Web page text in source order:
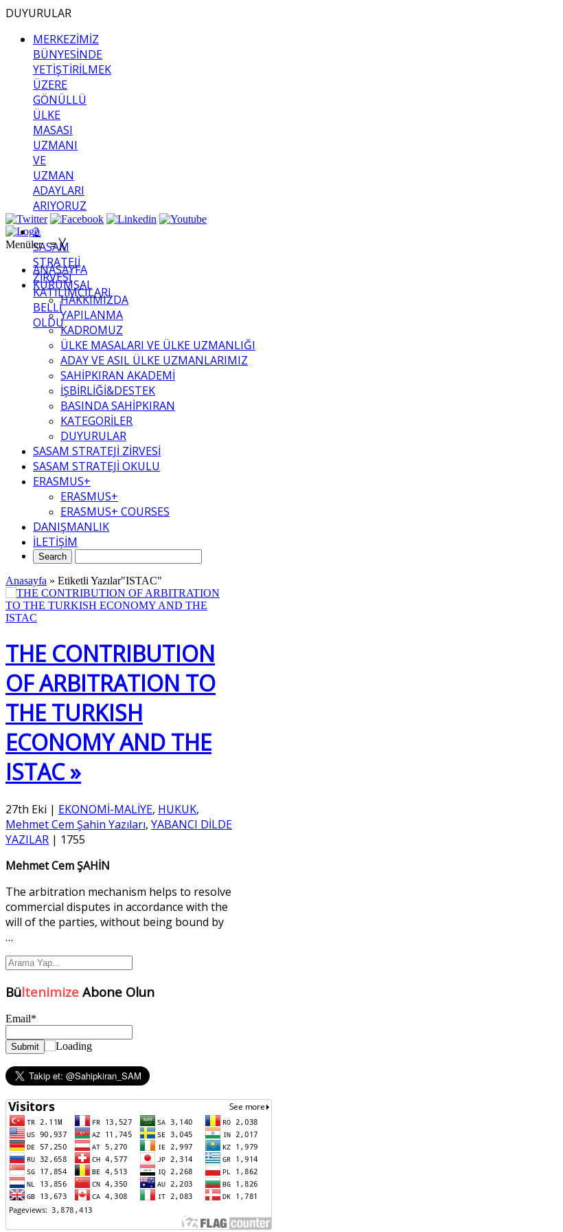
DUYURULAR
MERKEZİMİZ
BÜNYESİNDE
YETİŞTİRİLMEK
ÜZERE
GÖNÜLLÜ
ÜLKE
MASASI
UZMANI
VE
UZMAN
ADAYLARI
ARIYORUZ
2.
SASAM
STRATEJİ
ZİRVESİ
KATILIMCILARI
BELLİ
OLDU
Menüler≡ ╳
ANASAYFA
KURUMSAL
HAKKIMIZDA
YAPILANMA
KADROMUZ
ÜLKE MASALARI VE ÜLKE UZMANLIĞI
ADAY VE ASIL ÜLKE UZMANLARIMIZ
SAHİPKIRAN AKADEMİ
İŞBİRLİĞİ&DESTEK
BASINDA SAHİPKIRAN
KATEGORİLER
DUYURULAR
SASAM STRATEJİ ZİRVESİ
SASAM STRATEJİ OKULU
ERASMUS+
ERASMUS+
ERASMUS+ COURSES
DANIŞMANLIK
İLETİŞİM
Anasayfa » Etiketli Yazılar"ISTAC"
THE CONTRIBUTION
OF ARBITRATION TO
THE TURKISH
ECONOMY AND THE
ISTAC »
27th Eki | EKONOMİ-MALİYE, HUKUK,
Mehmet Cem Şahin Yazıları, YABANCI DİLDE
YAZILAR | 1755
Mehmet Cem ŞAHİN
The arbitration mechanism helps to resolve
commercial disputes in accordance with the
will of the parties, without being bound by
…
Bültenimize Abone Olun
Email*